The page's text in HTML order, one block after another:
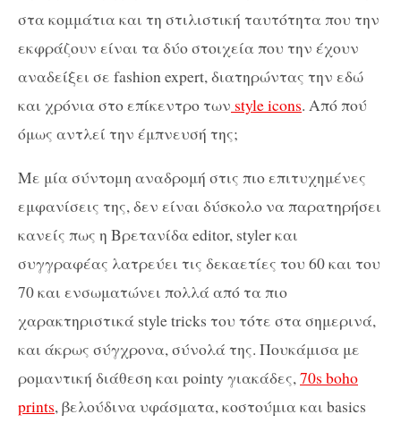
στα κομμάτια και τη στιλιστική ταυτότητα που την
εκφράζουν είναι τα δύο στοιχεία που την έχουν
αναδείξει σε fashion expert, διατηρώντας την εδώ
και χρόνια στο επίκεντρο των style icons. Από πού
όμως αντλεί την έμπνευσή της;
Mε μία σύντομη αναδρομή στις πιο επιτυχημένες
εμφανίσεις της, δεν είναι δύσκολο να παρατηρήσει
κανείς πως η Βρετανίδα editor, styler και
συγγραφέας λατρεύει τις δεκαετίες του 60 και του
70 και ενσωματώνει πολλά από τα πιο
χαρακτηριστικά style tricks του τότε στα σημερινά,
και άκρως σύγχρονα, σύνολά της. Πουκάμισα με
ρομαντική διάθεση και pointy γιακάδες,70s boho
prints, βελούδινα υφάσματα, κοστούμια και basics